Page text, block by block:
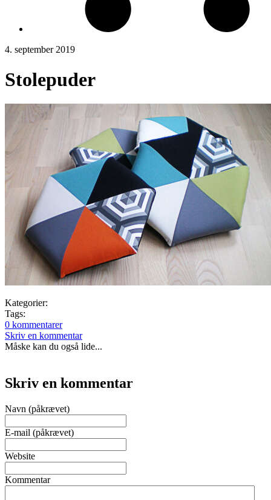
4. september 2019
Stolepuder
Kategorier:
Tags:
0 kommentarer
Skriv en kommentar
Måske kan du også lide...
Skriv en kommentar
Navn (påkrævet)
E-mail (påkrævet)
Website
Kommentar